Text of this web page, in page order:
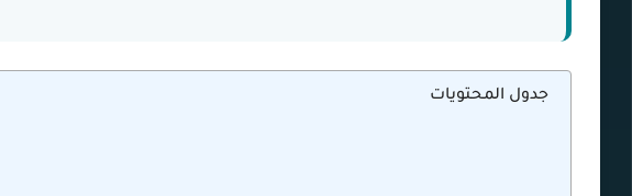
جدول المحتويات